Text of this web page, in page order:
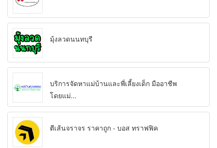
มุ้งลวดนนทบุรี
บริการจัดหาแม่บ้านและพี่เลี้ยงเด็ก มืออาชีพ
โดยแม่...
ตีเส้นจราจร ราคาถูก - บอส ทราฟฟิค